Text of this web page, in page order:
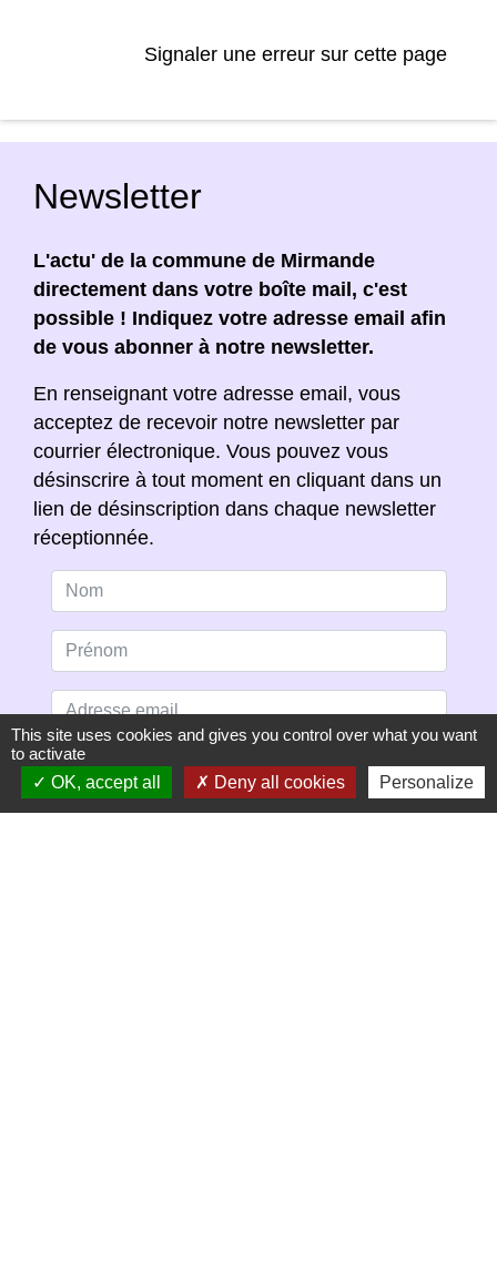
Signaler une erreur sur cette page
Newsletter
L'actu' de la commune de Mirmande
directement dans votre boîte mail, c'est
possible ! Indiquez votre adresse email afin
de vous abonner à notre newsletter.
En renseignant votre adresse email, vous
acceptez de recevoir notre newsletter par
courrier électronique. Vous pouvez vous
désinscrire à tout moment en cliquant dans un
lien de désinscription dans chaque newsletter
réceptionnée.
This site uses cookies and gives you control over what you want
to activate
OK, accept all
Deny all cookies Personalize